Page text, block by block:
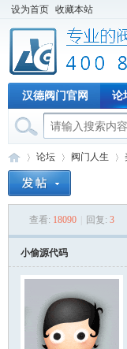
设为首页 收藏本站
汉德阀门官网 论
论坛
›
阀门人生
›
查看: 18090 回复: 3
小偷源代码